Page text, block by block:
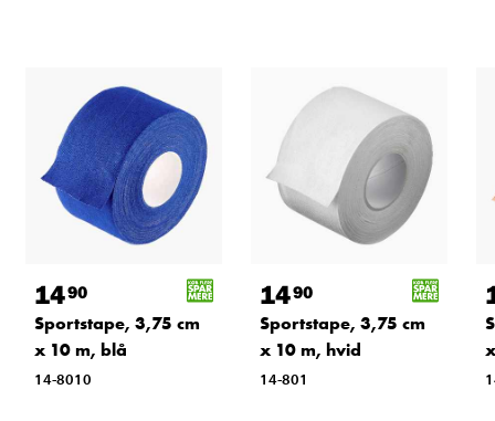
1490
Sportstape, 3,75 cm
x 10 m, blå
14-8010
1490
Sportstape, 3,75 cm
x 10 m, hvid
14-801